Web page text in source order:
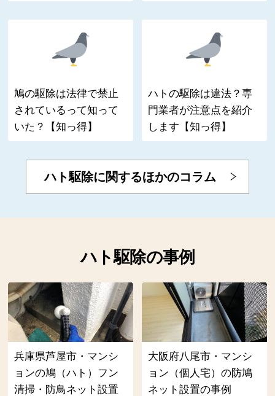
鳩の駆除は法律で禁止
されているって知って
いた？【知っ得】
ハトの駆除は違法？専
門業者が注意点を紹介
します【知っ得】
ハト駆除に関するほかのコラム
ハト駆除の事例
兵庫県芦屋市・マンシ
ョンの鳩（ハト）フン
清掃・防鳥ネット設置
大阪府八尾市・マンシ
ョン（個人宅）の防鳩
ネット設置の事例